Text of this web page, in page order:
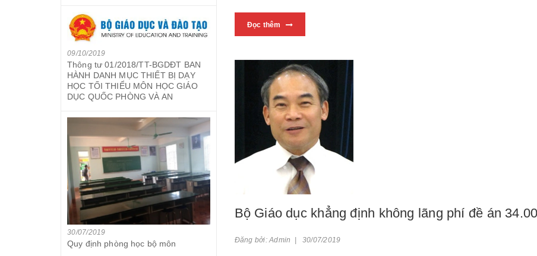
Đọc thêm
Bộ Giáo dục khẳng định không lãng phí đề án
Đăng bởi: Admin | 30/07/2019
09/10/2019
Thông tư 01/2018/TT-BGDĐT BAN
HÀNH DANH MỤC THIẾT BỊ DẠY
HỌC TỐI THIỂU MÔN HỌC GIÁO
DỤC QUỐC PHÒNG VÀ AN
30/07/2019
Quy định phòng học bộ môn